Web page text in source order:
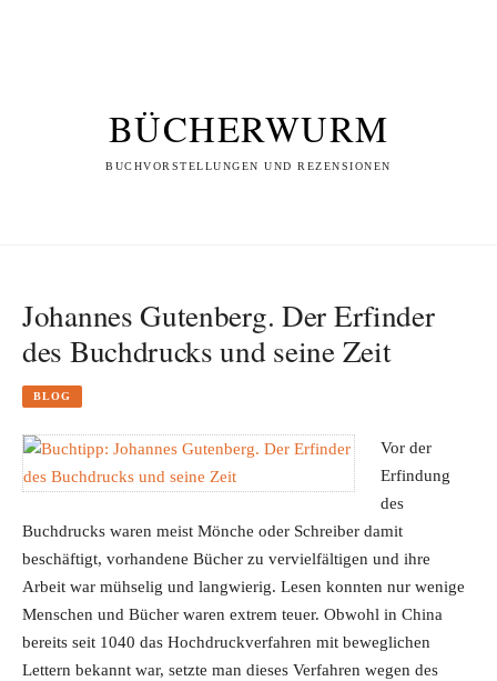
BÜCHERWURM
BUCHVORSTELLUNGEN UND REZENSIONEN
Johannes Gutenberg. Der Erfinder
des Buchdrucks und seine Zeit
BLOG
Vor der
Erfindung
des
Buchdrucks waren meist Mönche oder Schreiber damit
beschäftigt, vorhandene Bücher zu vervielfältigen und ihre
Arbeit war mühselig und langwierig. Lesen konnten nur wenige
Menschen und Bücher waren extrem teuer. Obwohl in China
bereits seit 1040 das Hochdruckverfahren mit beweglichen
Lettern bekannt war, setzte man dieses Verfahren wegen des